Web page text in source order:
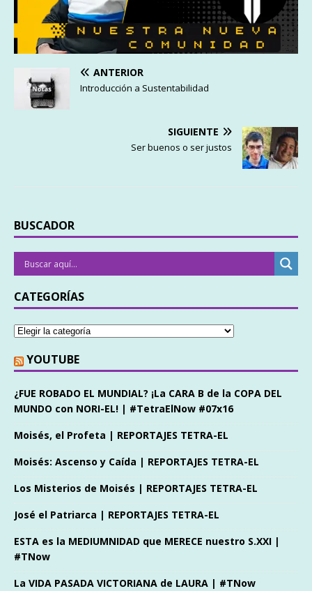
ANTERIOR
Introducción a Sustentabilidad
SIGUIENTE
Ser buenos o ser justos
BUSCADOR
CATEGORÍAS
YOUTUBE
¿FUE ROBADO EL MUNDIAL? ¡La CARA B de la COPA DEL
MUNDO con NORI-EL! | #TetraElNow #07x16
Moisés, el Profeta | REPORTAJES TETRA-EL
Moisés: Ascenso y Caída | REPORTAJES TETRA-EL
Los Misterios de Moisés | REPORTAJES TETRA-EL
José el Patriarca | REPORTAJES TETRA-EL
ESTA es la MEDIUMNIDAD que MERECE nuestro S.XXI |
#TNow
La VIDA PASADA VICTORIANA de LAURA | #TNow